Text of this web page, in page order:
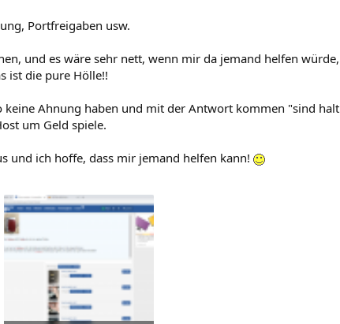
Portfreigaben usw.
und es wäre sehr nett, wenn mir da jemand helfen
ist die pure Hölle!!
keine Ahnung haben und mit der Antwort kommen "sind
um Geld spiele.
und ich hoffe, dass mir jemand helfen kann!